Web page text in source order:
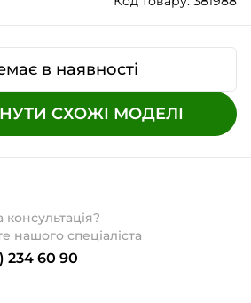
в наявності
СХОЖІ МОДЕЛІ
консультація?
нашого спеціаліста
234 60 90